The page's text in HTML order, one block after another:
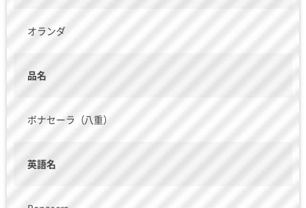
オランダ
品名
ボナセーラ（八重）
英語名